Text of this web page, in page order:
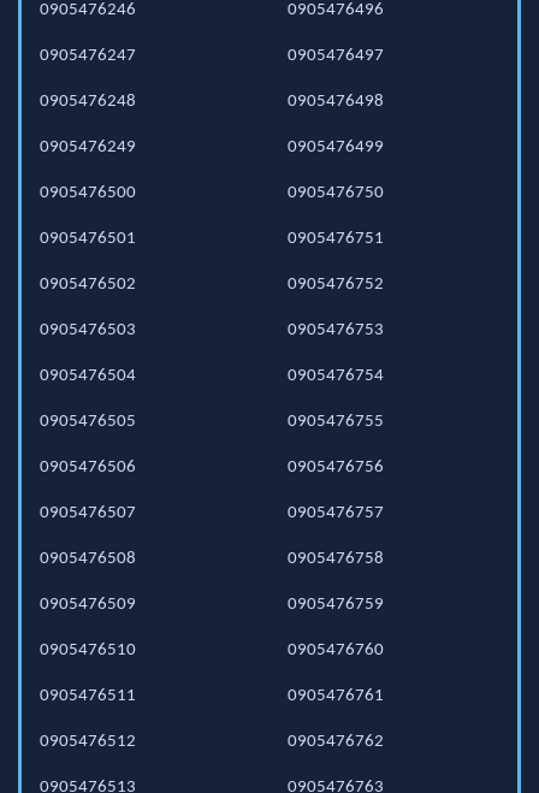
0905476246
0905476247
0905476248
0905476249
0905476496
0905476497
0905476498
0905476499
0905476500
0905476501
0905476502
0905476503
0905476504
0905476505
0905476506
0905476507
0905476508
0905476509
0905476510
0905476511
0905476512
0905476513
0905476750
0905476751
0905476752
0905476753
0905476754
0905476755
0905476756
0905476757
0905476758
0905476759
0905476760
0905476761
0905476762
0905476763